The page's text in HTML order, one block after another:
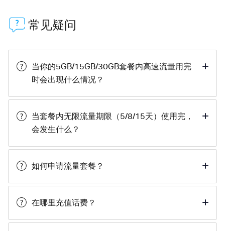
常见疑问
当你的5GB/15GB/30GB套餐内高速流量用完
时会出现什么情况？
当套餐内无限流量期限（5/8/15天）使用完，
会发生什么？
如何申请流量套餐？
在哪里充值话费？